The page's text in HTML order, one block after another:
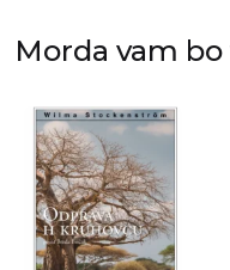
Morda vam